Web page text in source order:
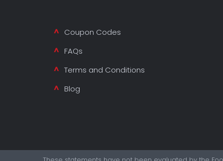
Coupon Codes
FAQs
Terms and Conditions
Blog